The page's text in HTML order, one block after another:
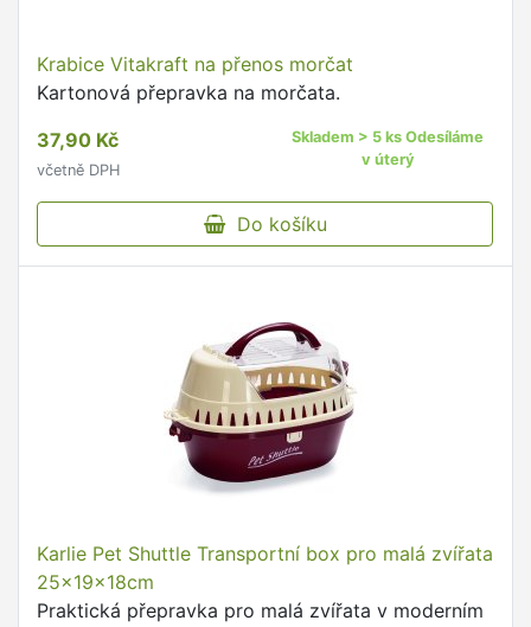
Krabice Vitakraft na přenos morčat
Kartonová přepravka na morčata.
37,90 Kč
včetně DPH
Skladem > 5 ks Odesíláme
v úterý
Do košíku
Karlie Pet Shuttle Transportní box pro malá zvířata
25x19x18cm
Praktická přepravka pro malá zvířata v moderním